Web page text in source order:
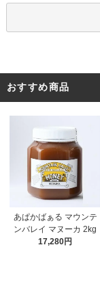
おすすめ商品
あぱかばぁる マウンテ
ンバレイ マヌーカ 2kg
17,280円